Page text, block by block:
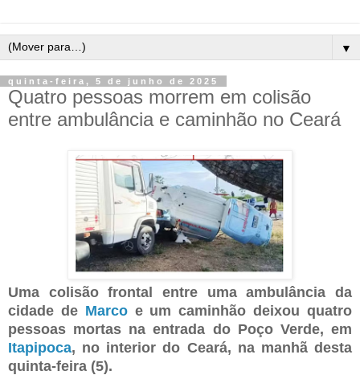
▼
quinta-feira, 5 de junho de 2025
Quatro pessoas morrem em colisão
entre ambulância e caminhão no Ceará
Uma colisão frontal entre uma ambulância da
cidade de Marcoe um caminhão deixou quatro
pessoas mortas na entrada do Poço Verde, em
Itapipoca, no interior do Ceará, na manhã desta
quinta-feira (5).